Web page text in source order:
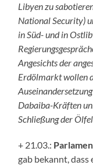
Libyen zu
National Security)
in Süd- und in
Angesichts der
Erdölmarkt wollen
Dabaiba-Kräften
Schließung der
+ 21.03.:
gab bekannt,